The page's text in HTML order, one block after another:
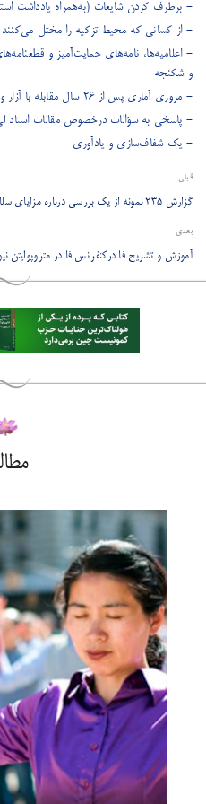
- برطرف کردن شایعات (به‌همراه یادداشت
- از کسانی که محیط تزکیه را مختل می‌کنند
و شکنجه
- مروری آماری پس از ۲۶ سال مقابله با آزار و شکنجه
- پاسخی به سؤالات درخصوص مقالات استاد
- یک شفاف‌سازی و یادآوری
قبلی
گزارش ۲۳۵ نمونه از یک بررسی درباره مزایای سلامتی فالون گونگ در شمال امریکا
بعدی
آموزش و تشریح فا درکنفرانس فا در متروپولیتن